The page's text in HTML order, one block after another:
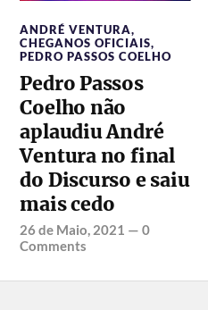
ANDRÉ VENTURA,
CHEGANOS OFICIAIS,
PEDRO PASSOS COELHO
Pedro Passos
Coelho não
aplaudiu André
Ventura no final
do Discurso e saiu
mais cedo
26 de Maio, 2021 —0
Comments